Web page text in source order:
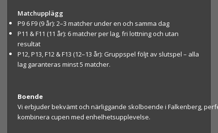
Matchupplägg
P9 6 F9 (9 år): 2–3 matcher under en och samma dag
P11 & F11 (11 år): 6 matcher per lag, fri lottning och utan
resultat
P12, P13, F12 & F13 (12–13 år): Gruppspel följt av slutspel – alla
lag garanteras minst 5 matcher.
Boende
Vi erbjuderbekvämt och närliggande skolboende i Falkenberg,perf
kombinera cupen med enhelhetsupplevelse.